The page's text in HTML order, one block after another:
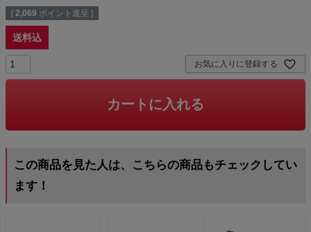
[ 2,069 ポイント進呈 ]
送料込
お気に入りに登録する
カートに入れる
この商品を見た人は、こちらの商品もチェックしてい
ます！